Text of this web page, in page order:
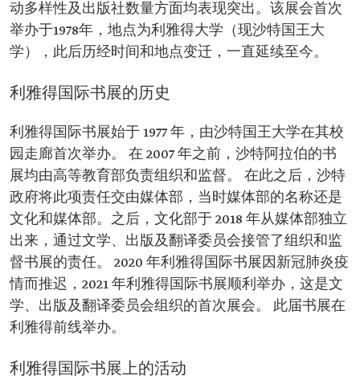
动多样性及出版社数量方面均表现突出。该展会首次
举办于1978年，地点为利雅得大学（现沙特国王大
学），此后历经时间和地点变迁，一直延续至今。
利雅得国际书展的历史
利雅得国际书展始于 1977 年，由沙特国王大学在其校
园走廊首次举办。 在 2007 年之前，沙特阿拉伯的书
展均由高等教育部负责组织和监督。 在此之后，沙特
政府将此项责任交由媒体部，当时媒体部的名称还是
文化和媒体部。之后，文化部于 2018 年从媒体部独立
出来，通过文学、出版及翻译委员会接管了组织和监
督书展的责任。 2020 年利雅得国际书展因新冠肺炎疫
情而推迟，2021 年利雅得国际书展顺利举办，这是文
学、出版及翻译委员会组织的首次展会。 此届书展在
利雅得前线举办。
利雅得国际书展上的活动